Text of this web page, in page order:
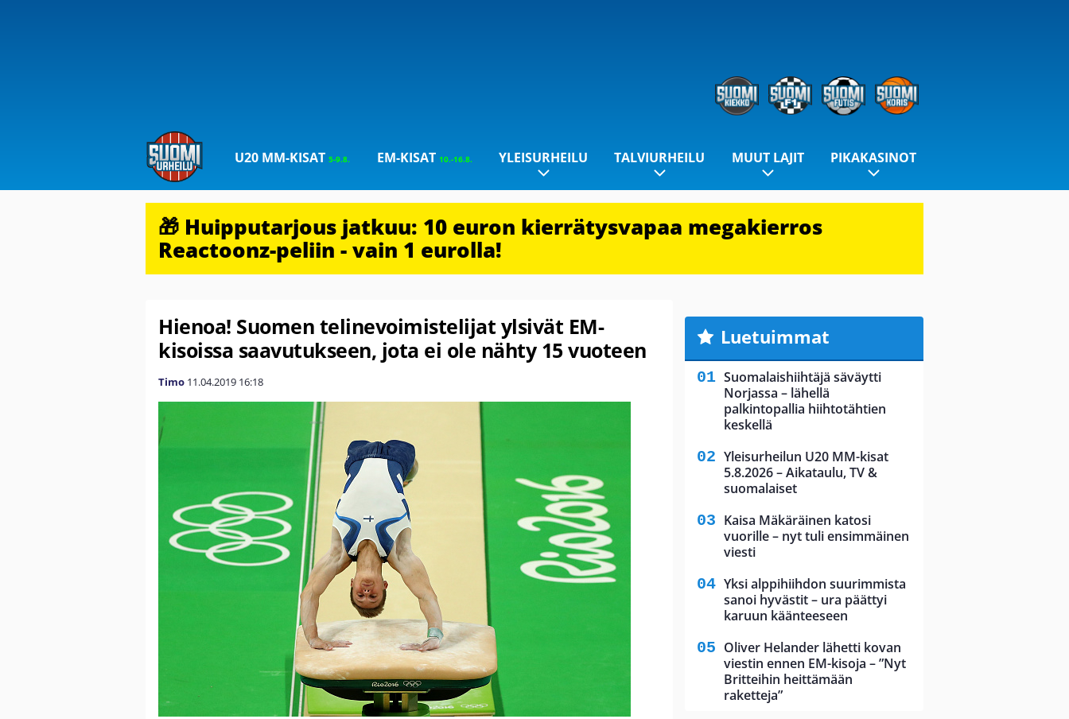
U20 MM-KISAT5-9.8. EM-KISAT 10.-16.8. YLEISURHEILU TALVIURHEILU MUUT LAJIT PIKAKASINOT
🎁 Huipputarjous jatkuu: 10 euron kierrätysvapaa megakierros
Reactoonz-peliin - vain 1 eurolla!
Hienoa! Suomen telinevoimistelijat ylsivät EM-
kisoissa saavutukseen, jota ei ole nähty 15 vuoteen
Timo 11.04.2019 16:18
Luetuimmat
Suomalaishiihtäjä säväytti
Norjassa – lähellä
palkintopallia hiihtotähtien
keskellä
Yleisurheilun U20 MM-kisat
5.8.2026 – Aikataulu, TV &
suomalaiset
Kaisa Mäkäräinen katosi
vuorille – nyt tuli ensimmäinen
viesti
Yksi alppihiihdon suurimmista
sanoi hyvästit – ura päättyi
karuun käänteeseen
Oliver Helander lähetti kovan
viestin ennen EM-kisoja – ”Nyt
Britteihin heittämään
raketteja”